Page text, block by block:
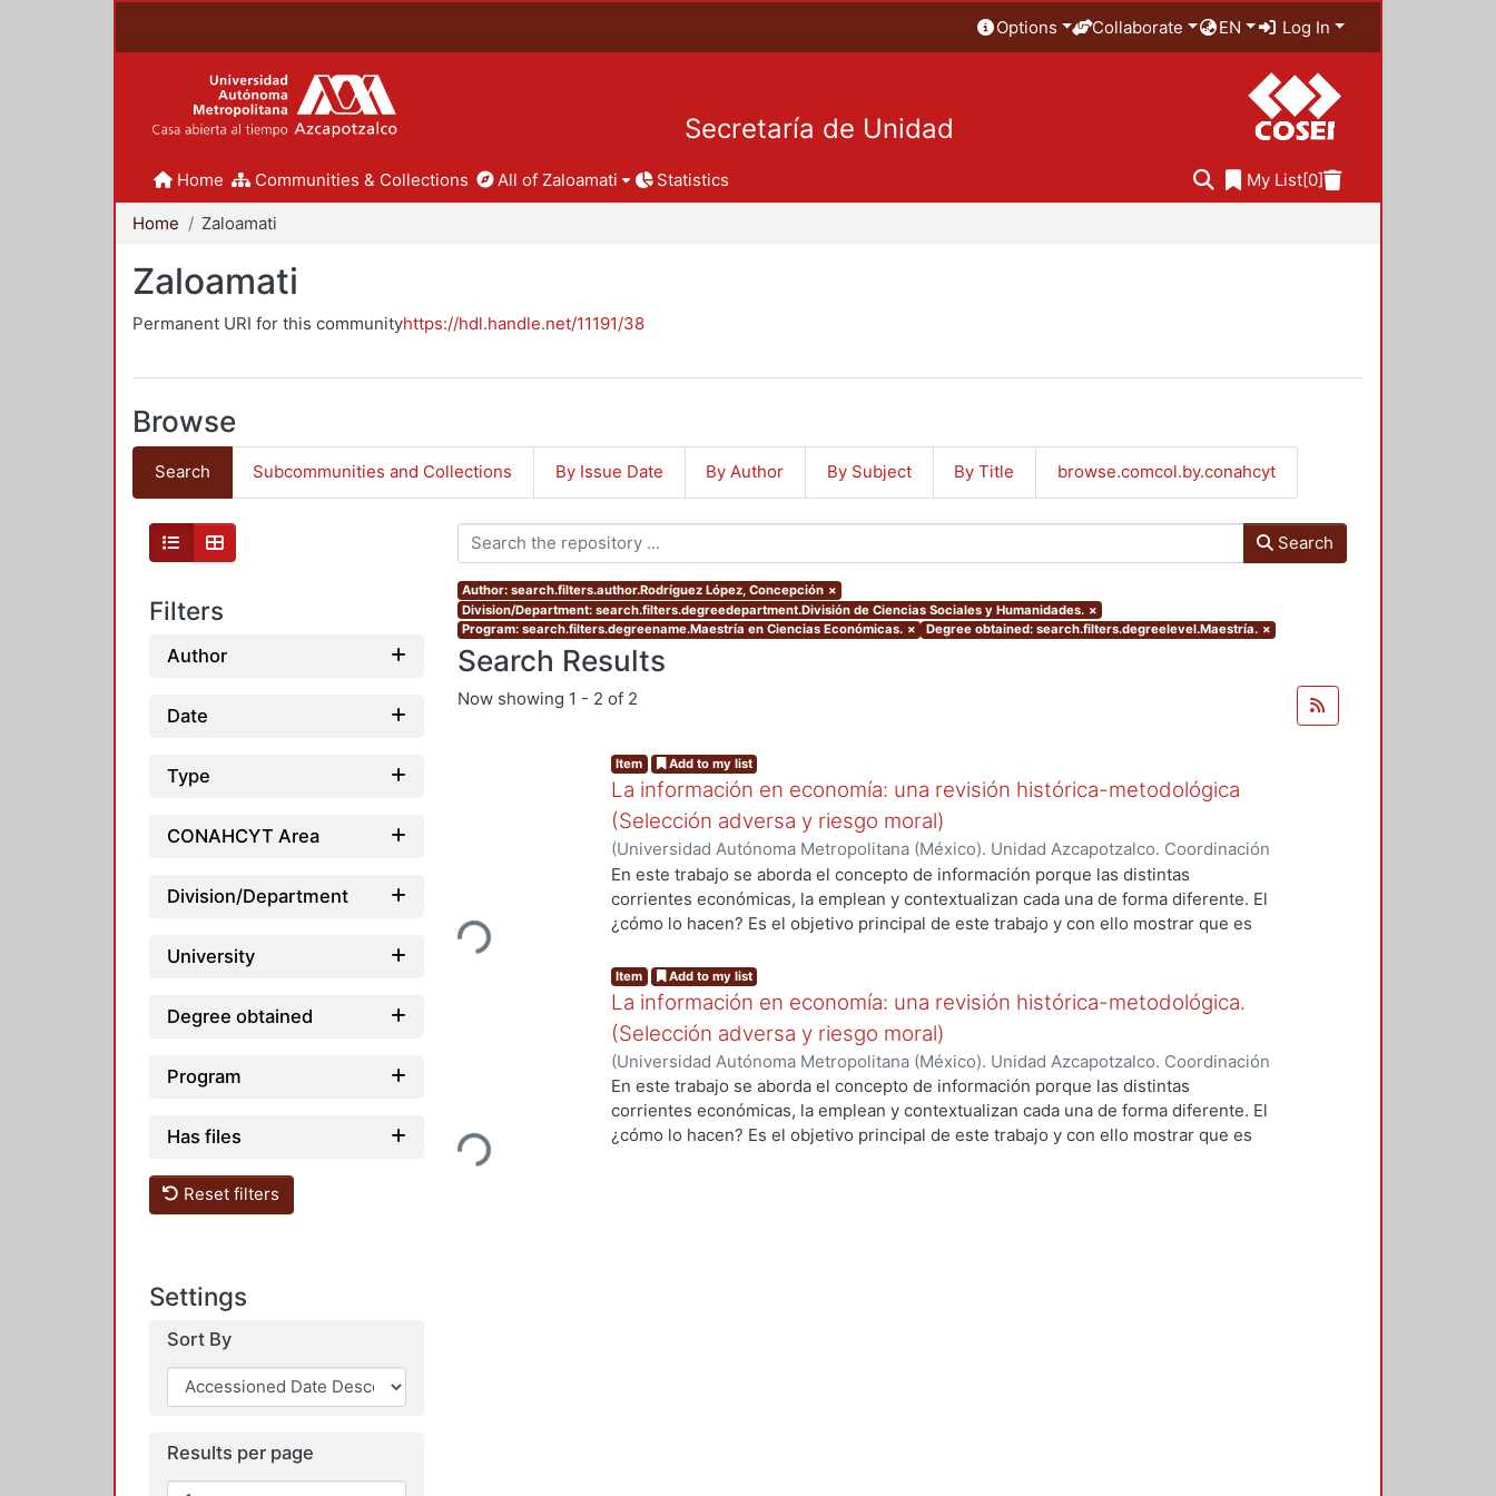
Options Collaborate EN Log In
Secretaría de Unidad
Home Communities & Collections All of Zaloamati Statistics My List[0]
Home Zaloamati
Zaloamati
Permanent URI for this communityhttps://hdl.handle.net/11191/38
Browse
Search Subcommunities and Collections By Issue Date By Author By Subject By Title browse.comcol.by.conahcyt
Filters
Author
Date
Type
CONAHCYT Area
Division/Department
University
Degree obtained
Program
Has files
Reset filters
Settings
Sort By
Results per page
Search
Author: search.filters.author.Rodríguez López, Concepción ×
Division/Department: search.filters.degreedepartment.División de Ciencias Sociales y Humanidades. ×
Program: search.filters.degreename.Maestría en Ciencias Económicas. × Degree obtained: search.filters.degreelevel.Maestría. ×
Search Results
Now showing 1 - 2 of 2
Loading...
Item Add to my list
La información en economía: una revisión histórica-metodológica
(Selección adversa y riesgo moral)
(Universidad Autónoma Metropolitana (México). Unidad Azcapotzalco. Coordinación
de Servicios de Información.,2015-12 )Rodríguez López, Concepción
En este trabajo se aborda el concepto de información porque las distintas
corrientes económicas, la emplean y contextualizan cada una de forma diferente. El
¿cómo lo hacen? Es el objetivo principal de este trabajo y con ello mostrar que es
mostrado a lo largo del tiempo la necesidad de nuevas metodologías en las cuales
la información ha desempeñado un papel fundamental; porque para la explicación
de ciertos fenómenos económicos su incorporación en el análisis ha ido
cambiando y ha mostrado resultados relevantes.
Loading...
Item Add to my list
La información en economía: una revisión histórica-metodológica.
(Selección adversa y riesgo moral)
(Universidad Autónoma Metropolitana (México). Unidad Azcapotzalco. Coordinación
de Servicios de Información.,2015-12 )Rodríguez López, Concepción
En este trabajo se aborda el concepto de información porque las distintas
corrientes económicas, la emplean y contextualizan cada una de forma diferente. El
¿cómo lo hacen? Es el objetivo principal de este trabajo y con ello mostrar que es